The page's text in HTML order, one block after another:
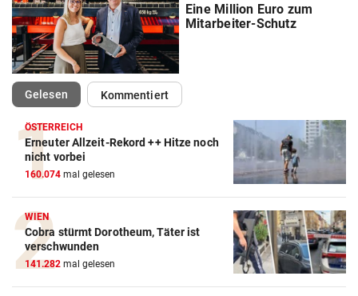
Eine Million Euro zum
Mitarbeiter-Schutz
Gelesen(ausgewählt)Kommentiert
ÖSTERREICH
Erneuter Allzeit-Rekord ++ Hitze noch
nicht vorbei
160.074 mal gelesen
WIEN
Cobra stürmt Dorotheum, Täter ist
verschwunden
141.282 mal gelesen